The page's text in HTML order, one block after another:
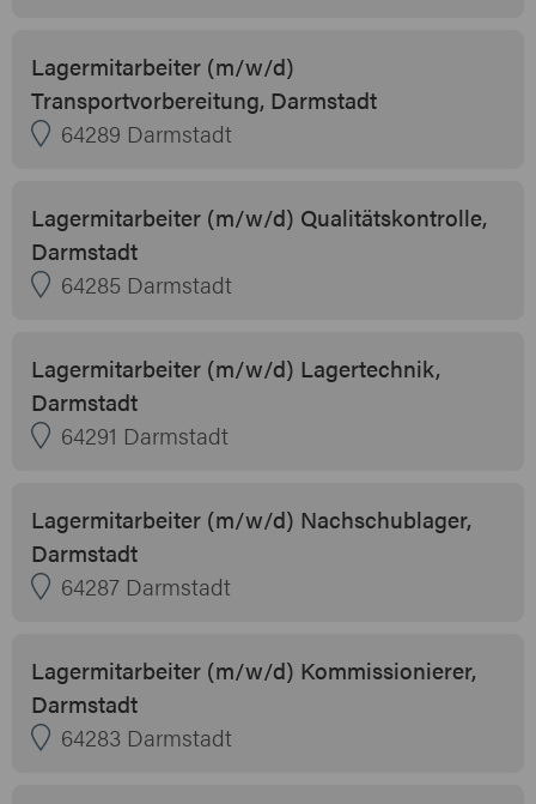
Lagermitarbeiter (m/w/d)
Transportvorbereitung, Darmstadt
64289 Darmstadt
Lagermitarbeiter (m/w/d) Qualitätskontrolle,
Darmstadt
64285 Darmstadt
Lagermitarbeiter (m/w/d) Lagertechnik,
Darmstadt
64291 Darmstadt
Lagermitarbeiter (m/w/d) Nachschublager,
Darmstadt
64287 Darmstadt
Lagermitarbeiter (m/w/d) Kommissionierer,
Darmstadt
64283 Darmstadt